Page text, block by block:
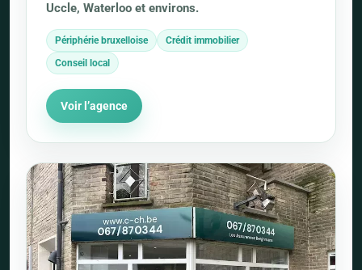
Uccle, Waterloo et environs.
Périphérie bruxelloise
Crédit immobilier
Conseil local
Voir l’agence